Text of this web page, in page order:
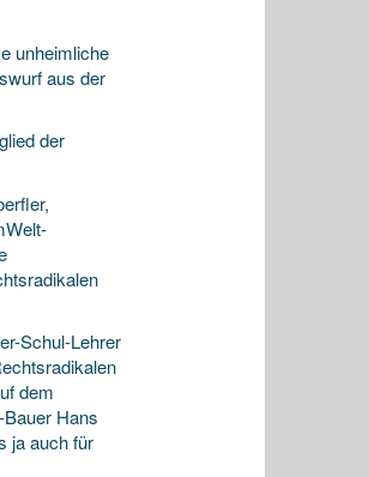
unheimliche
aus der
der
Schul-Lehrer
dem
Hans
ja auch für